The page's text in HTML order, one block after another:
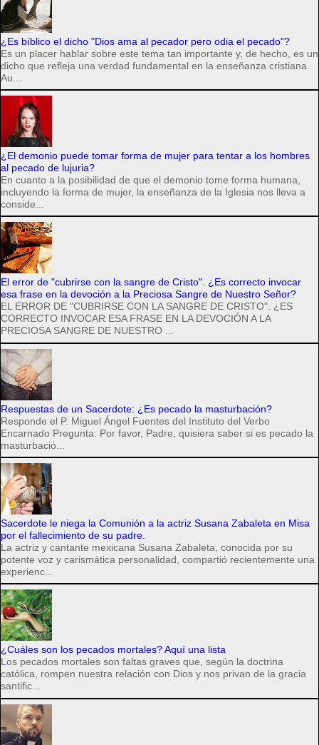
¿Es bíblico el dicho "Dios ama al pecador pero odia el pecado"?
Es un placer hablar sobre este tema tan importante y, de hecho, es un
dicho que refleja una verdad fundamental en la enseñanza cristiana.
Au...
¿El demonio puede tomar forma de mujer para tentar a los hombres
al pecado de lujuria?
En cuanto a la posibilidad de que el demonio tome forma humana,
incluyendo la forma de mujer, la enseñanza de la Iglesia nos lleva a
conside...
El error de "cubrirse con la sangre de Cristo". ¿Es correcto invocar
esa frase en la devoción a la Preciosa Sangre de Nuestro Señor?
EL ERROR DE "CUBRIRSE CON LA SANGRE DE CRISTO". ¿ES
CORRECTO INVOCAR ESA FRASE EN LA DEVOCIÓN A LA
PRECIOSA SANGRE DE NUESTRO ...
Respuestas de un Sacerdote: ¿Es pecado la masturbación?
Responde el P. Miguel Ángel Fuentes del Instituto del Verbo
Encarnado Pregunta: Por favor, Padre, quisiera saber si es pecado la
masturbació...
Sacerdote le niega la Comunión a la actriz Susana Zabaleta en Misa
por el fallecimiento de su padre.
La actriz y cantante mexicana Susana Zabaleta, conocida por su
potente voz y carismática personalidad, compartió recientemente una
experienc...
¿Cuáles son los pecados mortales? Aquí una lista
Los pecados mortales son faltas graves que, según la doctrina
católica, rompen nuestra relación con Dios y nos privan de la gracia
santific...